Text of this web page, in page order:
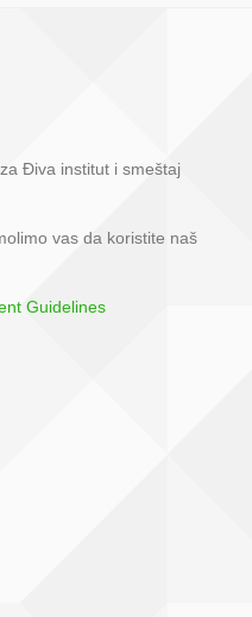
Điva institut i smeštaj
vas da koristite naš
Guidelines